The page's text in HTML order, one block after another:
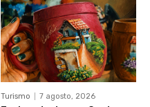
Turismo 7 agosto, 2026